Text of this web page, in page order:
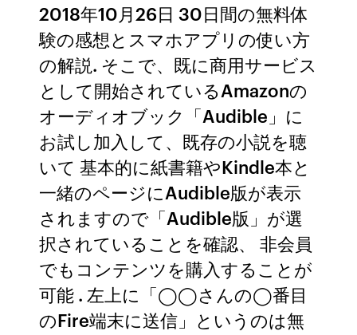
2018年10月26日 30日間の無料体
験の感想とスマホアプリの使い方
の解説. そこで、既に商用サービス
として開始されているAmazonの
オーディオブック「Audible」に
お試し加入して、既存の小説を聴
いて 基本的に紙書籍やKindle本と
一緒のページにAudible版が表示
されますので「Audible版」が選
択されていることを確認、 非会員
でもコンテンツを購入することが
可能 . 左上に「◯◯さんの◯番目
のFire端末に送信」というのは無